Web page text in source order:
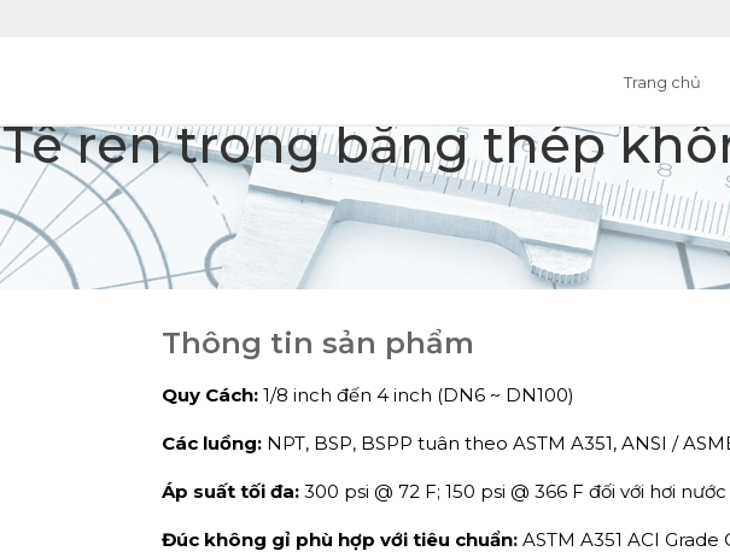
Trang chủ
Tê ren trong bằng thép
Thông tin sản phẩm
Quy Cách: 1/8 inch đến 4 inch (DN6 ~ DN100)
Các luồng: NPT, BSP, BSPP tuân theo ASTM A351, ANSI /
Áp suất tối đa: 300 psi @ 72 F; 150 psi @ 366 F đối với hơi nước
Đúc không gỉ phù hợp với tiêu chuẩn: ASTM A351 ACI Grade